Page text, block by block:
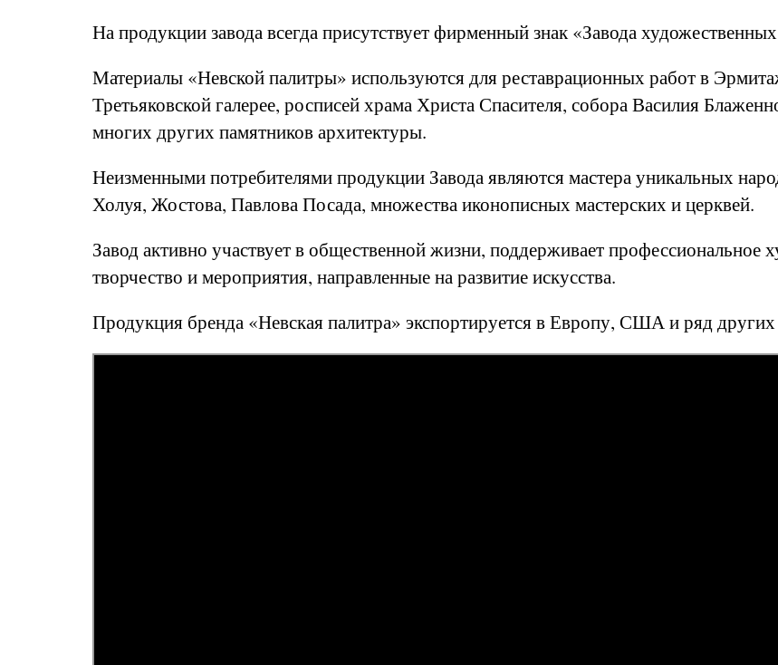
На продукции завода всегда присутствует фирменный знак «Завода
Материалы «Невской палитры» используются для реставрационных работ в
Третьяковской галерее, росписей храма Христа Спасителя, собора Василия
многих других памятников архитектуры.
Неизменными потребителями продукции Завода являются мастера уникальных
Холуя, Жостова, Павлова Посада, множества иконописных мастерских и церквей.
Завод активно участвует в общественной жизни, поддерживает профессиональное
творчество и мероприятия, направленные на развитие искусства.
Продукция бренда «Невская палитра» экспортируется в Европу, США и ряд других